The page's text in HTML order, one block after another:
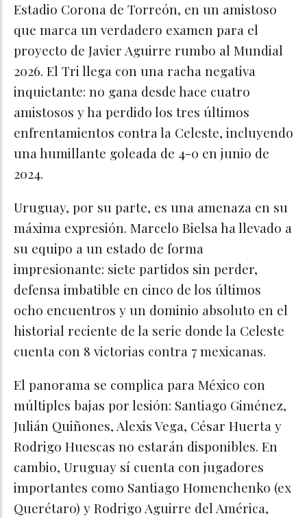
Estadio Corona de Torreón, en un amistoso
que marca un verdadero examen para el
proyecto de Javier Aguirre rumbo al Mundial
2026. El Tri llega con una racha negativa
inquietante: no gana desde hace cuatro
amistosos y ha perdido los tres últimos
enfrentamientos contra la Celeste, incluyendo
una humillante goleada de 4-0 en junio de
2024.
Uruguay, por su parte, es una amenaza en su
máxima expresión. Marcelo Bielsa ha llevado a
su equipo a un estado de forma
impresionante: siete partidos sin perder,
defensa imbatible en cinco de los últimos
ocho encuentros y un dominio absoluto en el
historial reciente de la serie donde la Celeste
cuenta con 8 victorias contra 7 mexicanas.
El panorama se complica para México con
múltiples bajas por lesión: Santiago Giménez,
Julián Quiñones, Alexis Vega, César Huerta y
Rodrigo Huescas no estarán disponibles. En
cambio, Uruguay sí cuenta con jugadores
importantes como Santiago Homenchenko (ex
Querétaro) y Rodrigo Aguirre del América,